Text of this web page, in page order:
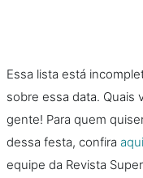
Essa lista está
sobre essa data. Quais
gente! Para quem
dessa festa, confira aqui
equipe da Revista